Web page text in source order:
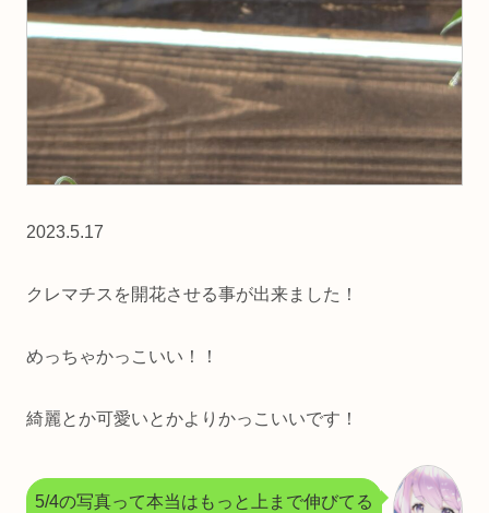
2023.5.17
クレマチスを開花させる事が出来ました！
めっちゃかっこいい！！
綺麗とか可愛いとかよりかっこいいです！
5/4の写真って本当はもっと上まで伸びてる